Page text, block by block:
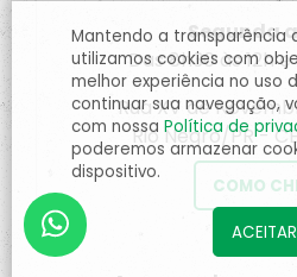
Segunda
Das 8h30 às 12h e
Rua XV de
Rio Negro/PR -
COMO
Mantendo a transparência
utilizamos cookies com
melhor experiência no uso
continuar sua navegação,
com nossa Política de
poderemos armazenar
dispositivo.